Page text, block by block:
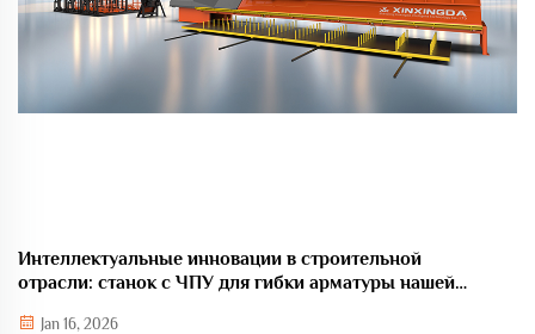
Интеллектуальные инновации в строительной
отрасли: станок с ЧПУ для гибки арматуры нашей
Jan 16, 2026